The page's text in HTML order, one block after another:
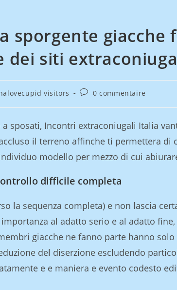
sporgente giacche
dei siti
visitors 0 commentaire
sposati, Incontri extraconiugali Italia
il terreno affinche ti permettera di
modello per mezzo di cui
difficile completa
la sequenza completa) e non lascia
al adatto serio e al adatto fine,
giacche ne fanno parte hanno
del diserzione escludendo
e e maniera e evento codesto